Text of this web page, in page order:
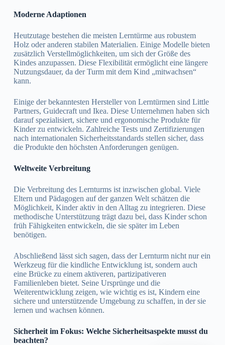
Moderne Adaptionen
Heutzutage bestehen die meisten Lerntürme aus robustem
Holz oder anderen stabilen Materialien. Einige Modelle bieten
zusätzlich Verstellmöglichkeiten, um sich der Größe des
Kindes anzupassen. Diese Flexibilität ermöglicht eine längere
Nutzungsdauer, da der Turm mit dem Kind „mitwachsen“
kann.
Einige der bekanntesten Hersteller von Lerntürmen sind Little
Partners, Guidecraft und Ikea. Diese Unternehmen haben sich
darauf spezialisiert, sichere und ergonomische Produkte für
Kinder zu entwickeln. Zahlreiche Tests und Zertifizierungen
nach internationalen Sicherheitsstandards stellen sicher, dass
die Produkte den höchsten Anforderungen genügen.
Weltweite Verbreitung
Die Verbreitung des Lernturms ist inzwischen global. Viele
Eltern und Pädagogen auf der ganzen Welt schätzen die
Möglichkeit, Kinder aktiv in den Alltag zu integrieren. Diese
methodische Unterstützung trägt dazu bei, dass Kinder schon
früh Fähigkeiten entwickeln, die sie später im Leben
benötigen.
Abschließend lässt sich sagen, dass der Lernturm nicht nur ein
Werkzeug für die kindliche Entwicklung ist, sondern auch
eine Brücke zu einem aktiveren, partizipativeren
Familienleben bietet. Seine Ursprünge und die
Weiterentwicklung zeigen, wie wichtig es ist, Kindern eine
sichere und unterstützende Umgebung zu schaffen, in der sie
lernen und wachsen können.
Sicherheit im Fokus: Welche Sicherheitsaspekte musst du
beachten?